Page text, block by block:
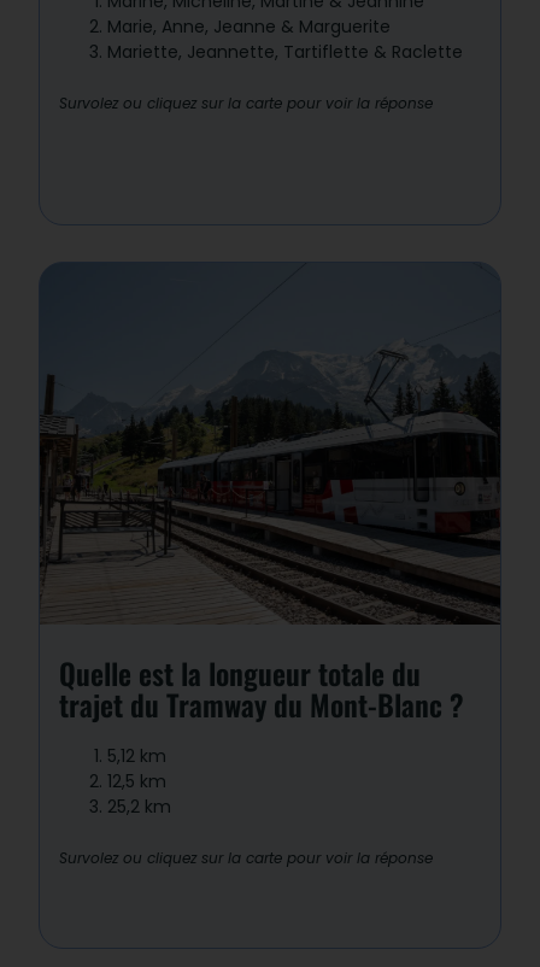
Marie, Anne, Jeanne & Marguerite
Mariette, Jeannette, Tartiflette & Raclette
Survolez ou cliquez sur la carte pour voir la réponse
Quelle est la longueur totale du
trajet du Tramway du Mont-Blanc ?
5,12 km
12,5 km
25,2 km
Survolez ou cliquez sur la carte pour voir la réponse
Réponse : 2
Le TMB parcourt environ12,5 kmet1
792 m de déniveléen 1h07, reliant la
gare du Fayet (Saint-Gervais-Les-
de prolongement, le terminus est
provisoirement situé à Mont Lachat.